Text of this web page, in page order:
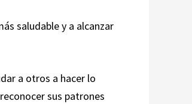
saludable y a alcanzar
a otros a hacer lo
sus patrones